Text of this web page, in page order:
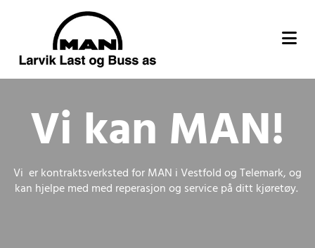
Vi kan MAN!
Vi er kontraktsverksted for MAN i Vestfold og Telemark, og
kan hjelpe med med reperasjon og service på ditt kjøretøy.